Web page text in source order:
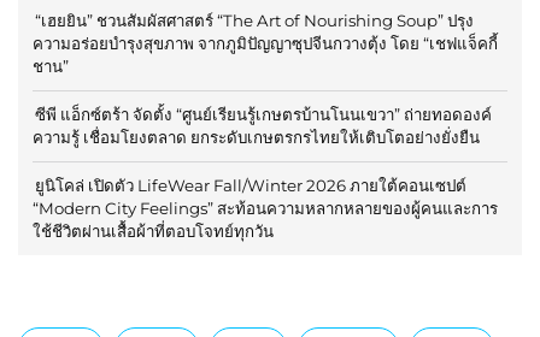
“เฮยยิน” ชวนสัมผัสศาสตร์ “The Art of Nourishing Soup” ปรุง
ความอร่อยบำรุงสุขภาพ จากภูมิปัญญาซุปจีนกวางตุ้ง โดย “เชฟแจ็คกี้
ชาน”
ซีพี แอ็กซ์ตร้า จัดตั้ง “ศูนย์เรียนรู้เกษตรบ้านโนนเขวา” ถ่ายทอดองค์
ความรู้ เชื่อมโยงตลาด ยกระดับเกษตรกรไทยให้เติบโตอย่างยั่งยืน
ยูนิโคล่ เปิดตัว LifeWear Fall/Winter 2026 ภายใต้คอนเซปต์
“Modern City Feelings” สะท้อนความหลากหลายของผู้คนและการ
ใช้ชีวิตผ่านเสื้อผ้าที่ตอบโจทย์ทุกวัน